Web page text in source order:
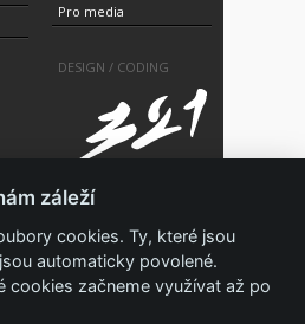
Pro media
DESIGN / CODING
Motolevel. Všechna práva
a prohlášení - ochrana
záleží
cookies. Ty, které jsou
automaticky povolené.
cookies začneme využívat až po